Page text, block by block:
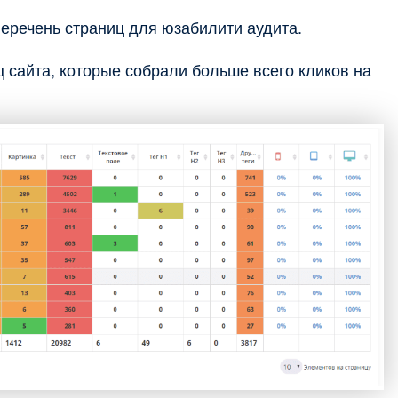
страниц для юзабилити аудита.
которые собрали больше всего кликов на